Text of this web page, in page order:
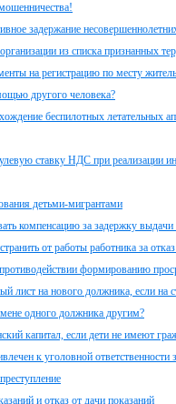
задержание
из списка признанных
на регистрацию по месту
другого человека?
беспилотных летательных
ставку НДС при реализации
детьми-мигрантами
компенсацию за задержку
от работы работника за
формированию
лист на нового должника, если на
одного должника другим?
капитал, если дети не имеют
к уголовной ответственности
и отказ от дачи показаний